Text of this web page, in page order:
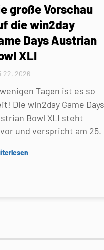
große Vorschau
die win2day
Days Austrian
XLI
22, 2026
Tagen ist es so
Die win2day Game Days
Bowl XLI steht
und verspricht am 25.